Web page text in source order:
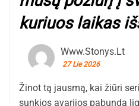
kuriuos laikas
Www.stonys.lt
27 Lie 2026
Žinot tą jausmą, kai žiūri
sunkios avarijos pabunda